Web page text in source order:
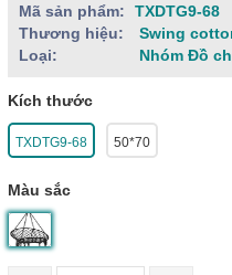
Mã sản phẩm:
TXDTG9-68
Thương hiệu:
Swing
Loại:
Nhóm Đồ
Kích thước
TXDTG9-68 50*70
Màu sắc